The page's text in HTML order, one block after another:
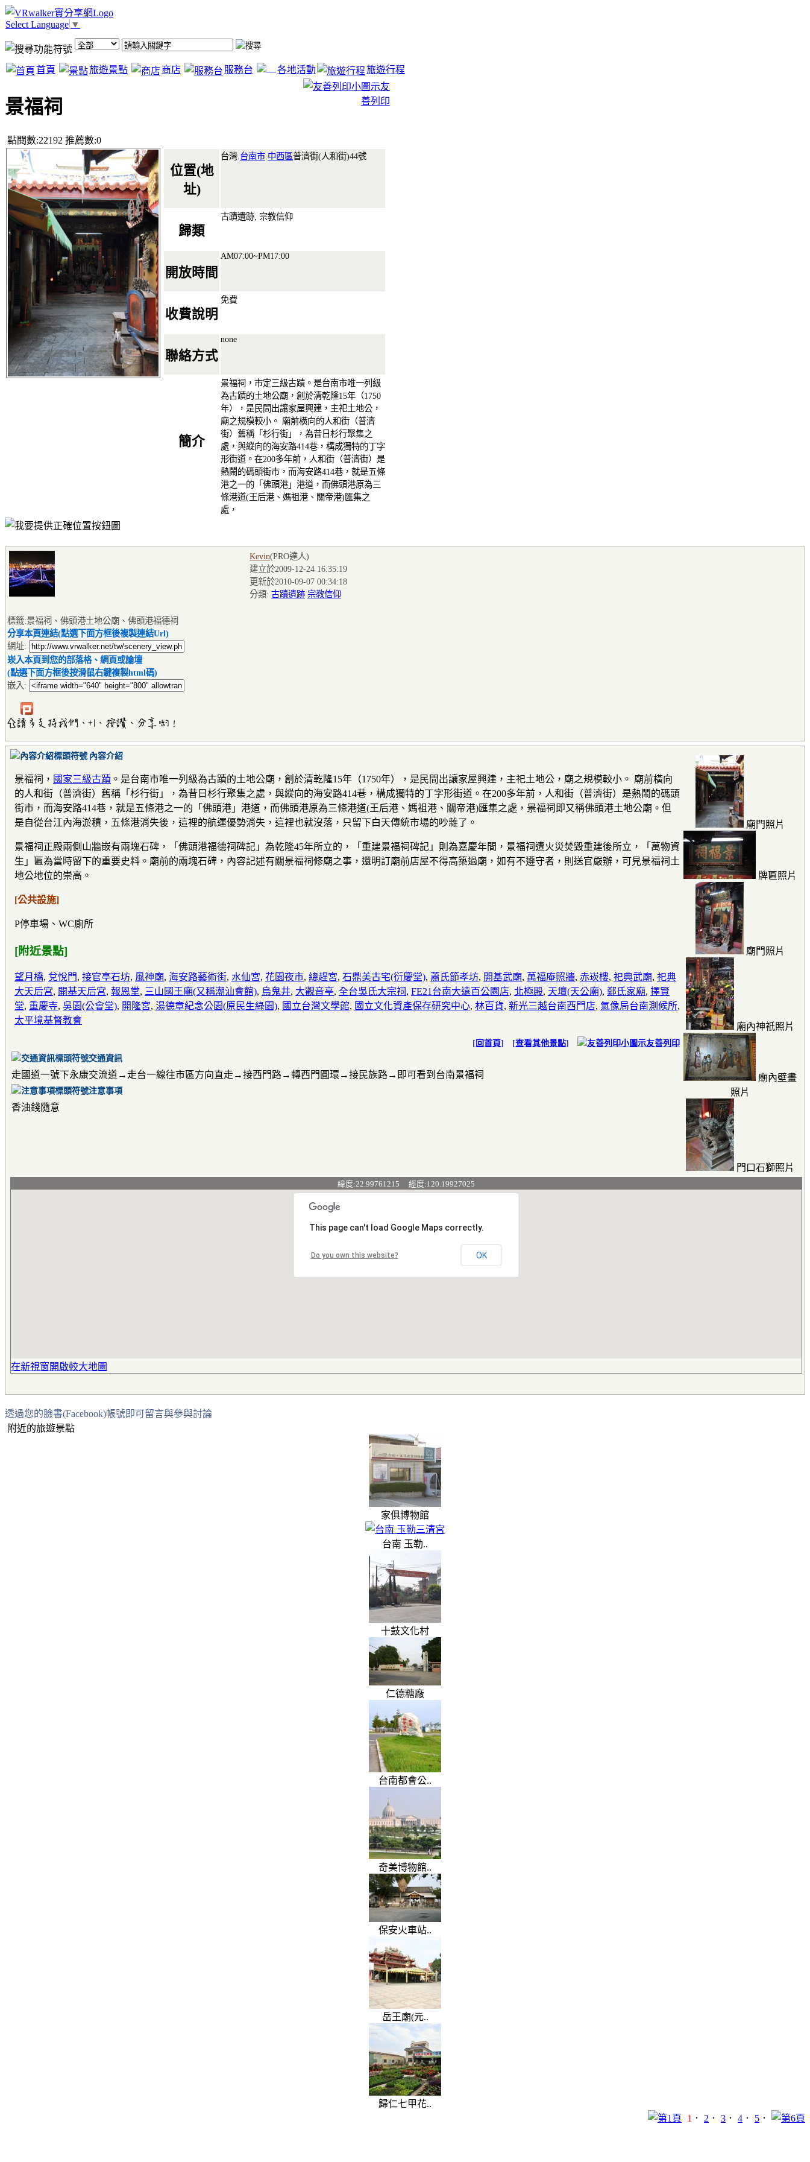
Select Language ▼
首頁 旅遊景點 商店 服務台 各地活動 旅遊行程
景福祠
點閱數:22192 推薦數:0
友
善列印
位置(地
址)
台灣. 台南市 中西區普濟街(人和街)44號
歸類
古蹟遺跡, 宗教信仰
開放時間
AM07:00~PM17:00
收費說明
免費
聯絡方式
none
簡介
景福祠，市定三級古蹟。是台南市唯一列級
為古蹟的土地公廟，創於清乾隆15年（1750
年），是民間出讓家屋興建，主祀土地公，
廟之規模較小。 廟前橫向的人和街（普濟
街）舊稱「杉行街」，為昔日杉行聚集之
處，與縱向的海安路414巷，構成獨特的丁字
形街道。在200多年前，人和街（普濟街）是
熱鬧的碼頭街市，而海安路414巷，就是五條
港之一的「佛頭港」港道，而佛頭港原為三
條港道(王后港、媽祖港、關帝港)匯集之
處，
Kevin(PRO達人)
建立於2009-12-24 16:35:19
更新於2010-09-07 00:34:18
分類: 古蹟遺跡 宗教信仰
標籤:景福祠、佛頭港土地公廟、佛頭港福德祠
分享本頁連結(點選下面方框後複製連結Url)
網址:
崁入本頁到您的部落格、網頁或論壇
(點選下面方框後按滑鼠右鍵複製html碼)
嵌入:
廟門照片
牌匾照片
廟門照片
廟內神祇照片
廟內壁畫
照片
門口石獅照片
內容介紹
景福祠， 國家三級古蹟 。是台南市唯一列級為古蹟的土地公廟，創於清乾隆15年（1750年），是民間出讓家屋興建，主祀土地公，廟之規模較小。 廟前橫向
的人和街（普濟街）舊稱「杉行街」，為昔日杉行聚集之處，與縱向的海安路414巷，構成獨特的丁字形街道。在200多年前，人和街（普濟街）是熱鬧的碼頭
街市，而海安路414巷，就是五條港之一的「佛頭港」港道，而佛頭港原為三條港道(王后港、媽祖港、關帝港)匯集之處，景福祠即又稱佛頭港土地公廟。但
是自從台江內海淤積，五條港消失後，這裡的航運優勢消失，這裡也就沒落，只留下白天傳統市場的吵雜了。
景福祠正殿兩側山牆嵌有兩塊石碑，「佛頭港福德祠碑記」為乾隆45年所立的，「重建景福祠碑記」則為嘉慶年間，景福祠遭火災焚毀重建後所立，「萬物資
生」匾為當時留下的重要史料。廟前的兩塊石碑，內容記述有關景福祠修廟之事，還明訂廟前店屋不得高築過廟，如有不遵守者，則送官嚴辦，可見景福祠土
地公地位的崇高。
[公共設施]
P停車場、WC廁所
[附近景點]
望月橋, 兌悅門, 接官亭石坊, 風神廟, 海安路藝術街, 水仙宮, 花園夜市, 總趕宮, 石鼎美古宅(衍慶堂), 蕭氏節孝坊, 開基武廟, 萬福庵照牆, 赤崁樓, 祀典武廟, 祀典
大天后宮, 開基天后宮, 報恩堂, 三山國王廟(又稱潮汕會館), 烏鬼井, 大觀音亭, 全台吳氏大宗祠 , FE21台南大遠百公園店, 北極殿, 天壇(天公廟), 鄭氏家廟, 擇賢
堂, 重慶寺, 吳園(公會堂), 開隆宮, 湯德章紀念公園(原民生綠園), 國立台灣文學館, 國立文化資產保存研究中心, 林百貨, 新光三越台南西門店, 氣像局台南測候所,
太平境基督教會
[ 回首頁] [查看其他景點]
友善列印
交通資訊
走國道一號下永康交流道→走台一線往市區方向直走→接西門路→轉西門圓環→接民族路→即可看到台南景福祠
緯度:22.99761215 經度:120.19927025
This page can't load Google Maps correctly.
Do you own this website? OK
在新視窗開啟較大地圖
注意事項
香油錢隨意
透過您的臉書(Facebook)帳號即可留言與參與討論
附近的旅遊景點
家俱博物館
台南 玉勒..
十鼓文化村
仁德糖廠
台南都會公..
奇美博物館..
保安火車站..
岳王廟(元..
歸仁七甲花..
1 ． 2 ． 3 ． 4 ． 5 ．